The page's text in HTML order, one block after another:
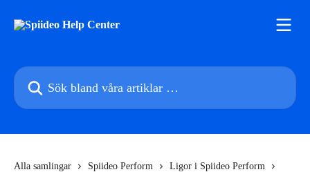
Sök bland våra artiklar …
Alla samlingar Spiideo Perform
Ligor i Spiideo Perform